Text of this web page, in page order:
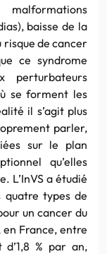
malformations
baisse de la
de cancer
ce syndrome
se forment les
il s’agit plus
parler,
sur le plan
qu’elles
L’InVS a étudié
quatre types de
un cancer du
France, entre
% par an,